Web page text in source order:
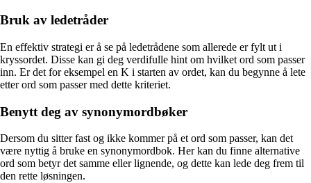
Bruk av ledetråder
En effektiv strategi er å se på ledetrådene som allerede er fylt ut i
kryssordet. Disse kan gi deg verdifulle hint om hvilket ord som passer
inn. Er det for eksempel en K i starten av ordet, kan du begynne å lete
etter ord som passer med dette kriteriet.
Benytt deg av synonymordbøker
Dersom du sitter fast og ikke kommer på et ord som passer, kan det
være nyttig å bruke en synonymordbok. Her kan du finne alternative
ord som betyr det samme eller lignende, og dette kan lede deg frem til
den rette løsningen.